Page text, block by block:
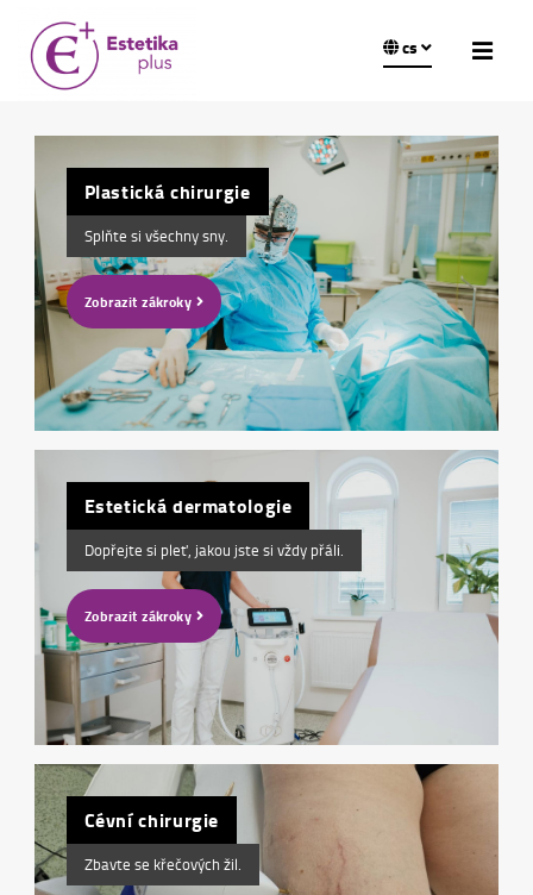
cs
Plastická chirurgie
Splňte si všechny sny.
Zobrazit zákroky
Estetická dermatologie
Dopřejte si pleť, jakou jste si vždy přáli.
Zobrazit zákroky
Cévní chirurgie
Zbavte se křečových žil.